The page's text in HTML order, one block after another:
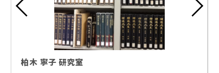
柏木 寧子 研究室